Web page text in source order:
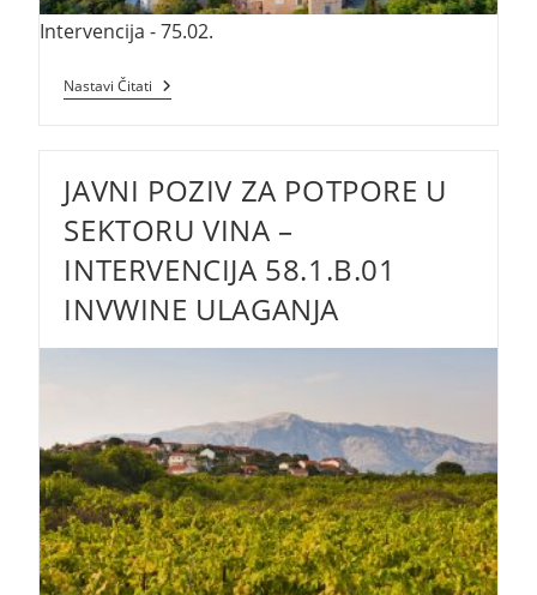
Intervencija - 75.02.
Nastavi Čitati Intervencija
–
JAVNI POZIV ZA POTPORE U
SEKTORU VINA –
INTERVENCIJA 58.1.B.01
INVWINE ULAGANJA